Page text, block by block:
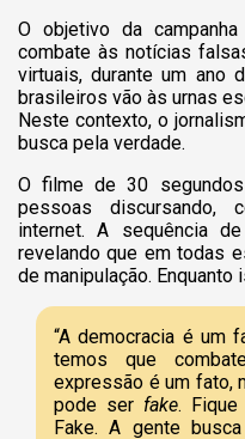
O objetivo da
combate às notícias
virtuais, durante um ano
brasileiros vão às urnas
Neste contexto, o
busca pela verdade.
O filme de 30
pessoas discursando,
internet. A sequência
revelando que em todas
de manipulação. Enquanto
“A democracia é um
temos que
expressão é um fato,
pode ser fake.
Fake. A gente